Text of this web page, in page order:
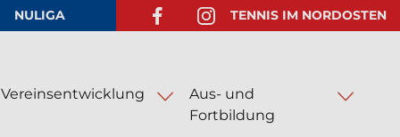
NULIGA FACEBOOK-SEITE ÖFFNEN
INSTAGRAM-SEITE ÖFFNEN
TENNIS IM NORDOSTEN
Vereinsentwicklung
Aus- und
Fortbildung